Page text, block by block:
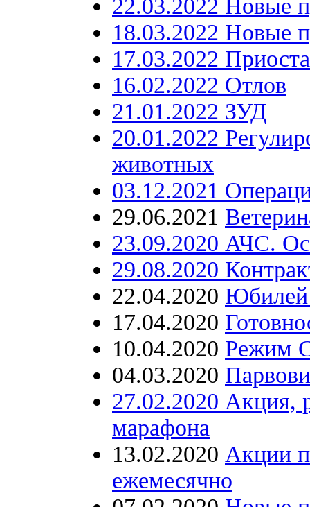
22.03.2022 Новые
18.03.2022 Новые
17.03.2022
16.02.2022 Отлов
21.01.2022 ЗУД
20.01.2022
животных
03.12.2021
29.06.2021
23.09.2020 АЧС.
29.08.2020
22.04.2020
17.04.2020
10.04.2020 Режим
04.03.2020
27.02.2020 Акция,
марафона
13.02.2020 Акции
ежемесячно